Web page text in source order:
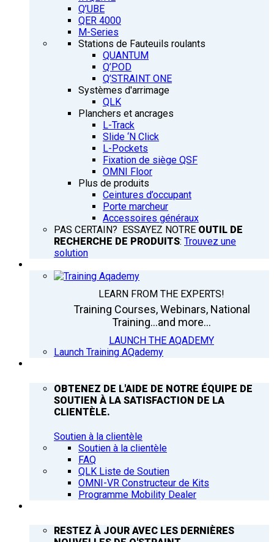
Q’UBE
QER 4000
M-Series
Stations de Fauteuils roulants
QUANTUM
Q’POD
Q’STRAINT ONE
Systèmes d'arrimage
QLK
Planchers et ancrages
L-Track
Slide ‘N Click
L-Pockets
Fixation de siège QSF
OMNI Floor
Plus de produits
Ceintures d’occupant
Porte marcheur
Accessoires généraux
PAS CERTAIN? ESSAYEZ NOTRE OUTIL DE
RECHERCHE DE PRODUITS: Trouvez une
solution
LEARN FROM THE EXPERTS!
Training Courses, Webinars, National
Training...and more...
LAUNCH THE AQADEMY
Launch Training AQademy
OBTENEZ DE L'AIDE DE NOTRE ÉQUIPE DE
SOUTIEN À LA SATISFACTION DE LA
CLIENTÈLE.
Soutien à la clientèle
Soutien à la clientèle
FAQ
QLK Liste de Soutien
OMNI-VR Constructeur de Kits
Programme Mobility Dealer
RESTEZ À JOUR AVEC LES DERNIÈRES